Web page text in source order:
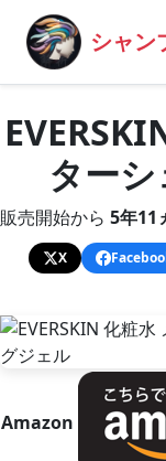
シャン
ター
販売開始から 5年11
X
Amazon